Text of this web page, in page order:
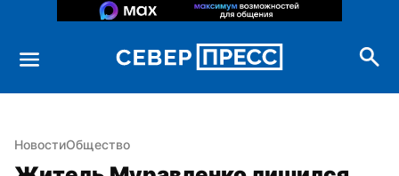
НовостиОбщество